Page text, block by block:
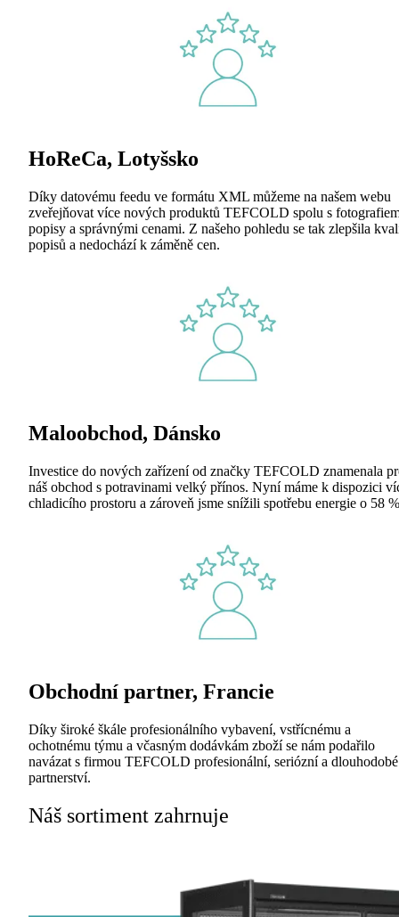
HoReCa, Lotyšsko
Díky datovému feedu ve formátu XML můžeme na našem webu
zveřejňovat více nových produktů TEFCOLD spolu s
popisy a správnými cenami. Z našeho pohledu se tak zlepšila
popisů a nedochází k záměně cen.
Maloobchod, Dánsko
Investice do nových zařízení od značky TEFCOLD znamenala
náš obchod s potravinami velký přínos. Nyní máme k dispozici
chladicího prostoru a zároveň jsme snížili spotřebu energie o 58
Obchodní partner, Francie
Díky široké škále profesionálního vybavení, vstřícnému a
ochotnému týmu a včasným dodávkám zboží se nám podařilo
navázat s firmou TEFCOLD profesionální, seriózní a dlouhodobé
partnerství.
Náš sortiment zahrnuje